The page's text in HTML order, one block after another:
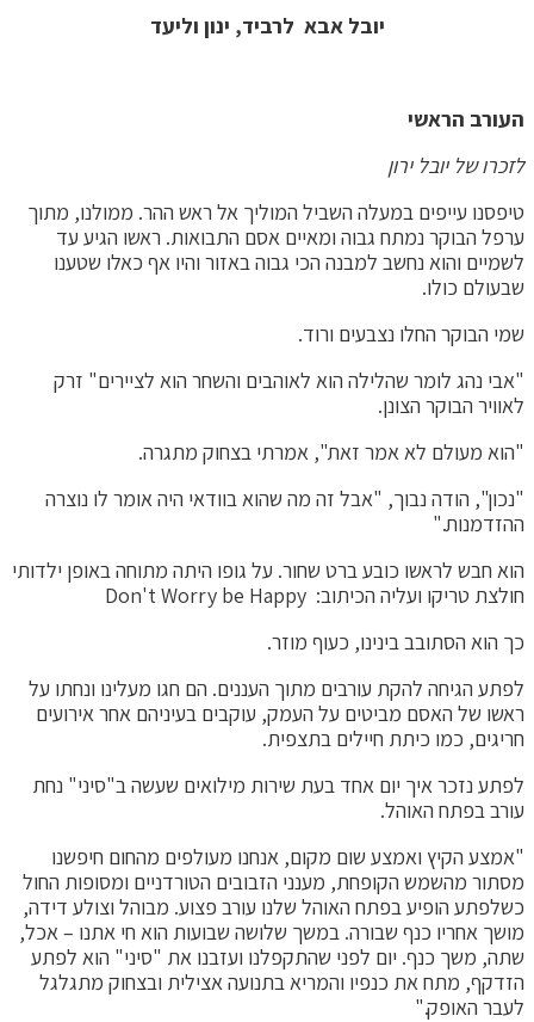
יובל אבא לרביד, ינון וליעד
העורב הראשי
לזכרו של יובל ירון
טיפסנו עייפים במעלה השביל המוליך אל ראש ההר. ממולנו, מתוך
ערפל הבוקר נמתח גבוה ומאיים אסם התבואות. ראשו הגיע עד
לשמיים והוא נחשב למבנה הכי גבוה באזור והיו אף כאלו שטענו
שבעולם כולו.
שמי הבוקר החלו נצבעים ורוד.
"אבי נהג לומר שהלילה הוא לאוהבים והשחר הוא לציירים" זרק
לאוויר הבוקר הצונן.
"הוא מעולם לא אמר זאת", אמרתי בצחוק מתגרה.
"נכון", הודה נבוך, "אבל זה מה שהוא בוודאי היה אומר לו נוצרה
ההזדמנות."
הוא חבש לראשו כובע ברט שחור. על גופו היתה מתוחה באופן ילדותי
חולצת טריקו ועליה הכיתוב: Don't Worry be Happy
כך הוא הסתובב בינינו, כעוף מוזר.
לפתע הגיחה להקת עורבים מתוך העננים. הם חגו מעלינו ונחתו על
ראשו של האסם מביטים על העמק, עוקבים בעיניהם אחר אירועים
חריגים, כמו כיתת חיילים בתצפית.
לפתע נזכר איך יום אחד בעת שירות מילואים שעשה ב"סיני" נחת
עורב בפתח האוהל.
"אמצע הקיץ ואמצע שום מקום, אנחנו מעולפים מהחום חיפשנו
מסתור מהשמש הקופחת, מענני הזבובים הטורדניים ומסופות החול
כשלפתע הופיע בפתח האוהל שלנו עורב פצוע. מבוהל וצולע דידה,
מושך אחריו כנף שבורה. במשך שלושה שבועות הוא חי אתנו – אכל,
שתה, משך כנף. יום לפני שהתקפלנו ועזבנו את "סיני" הוא לפתע
הזדקף, מתח את כנפיו והמריא בתנועה אצילית ובצחוק מתגלגל
לעבר האופק."